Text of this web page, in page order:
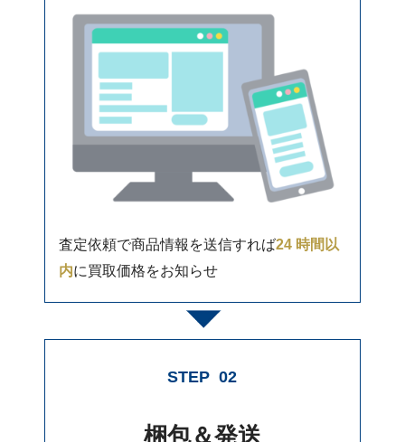
査定依頼で商品情報を送信すれば24 時間以
内に買取価格をお知らせ
STEP 02
梱包＆発送